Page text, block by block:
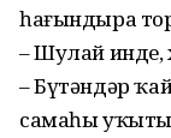
һағындыра
– Шулай инде,
– Бүтәндәр
самаһы